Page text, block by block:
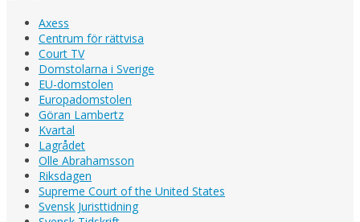
Axess
Centrum för rättvisa
Court TV
Domstolarna i Sverige
EU-domstolen
Europadomstolen
Göran Lambertz
Kvartal
Lagrådet
Olle Abrahamsson
Riksdagen
Supreme Court of the United States
Svensk Juristtidning